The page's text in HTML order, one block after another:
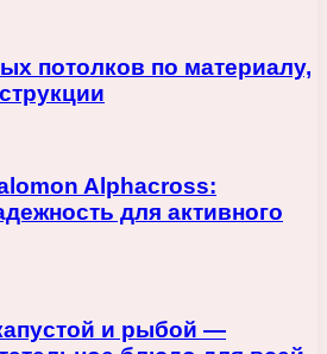
потолков по материалу,
Alphacross:
для активного
и рыбой —